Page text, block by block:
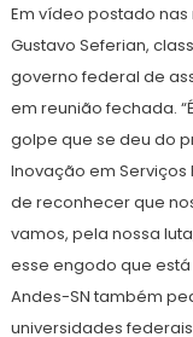
Em vídeo postado
Gustavo Seferian,
governo federal de
em reunião fechada.
golpe que se deu do
Inovação em Serviços
de reconhecer que
vamos, pela nossa
esse engodo que
Andes-SN também
universidades